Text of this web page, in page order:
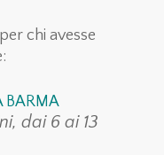
per chi avesse
BARMA
dai 6 ai 13